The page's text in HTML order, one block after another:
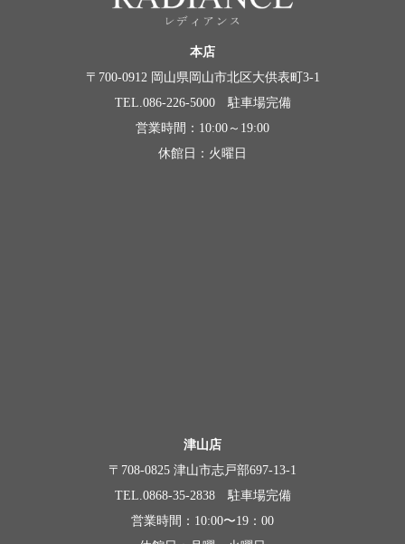
本店
〒700-0912 岡山県岡山市北区大供表町3-1
TEL.086-226-5000 駐車場完備
営業時間：10:00～19:00
休館日：火曜日
津山店
〒708-0825 津山市志戸部697-13-1
TEL.0868-35-2838 駐車場完備
営業時間：10:00〜19：00